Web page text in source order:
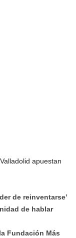
apuestan
de reinventarse’
de hablar
Fundación Más